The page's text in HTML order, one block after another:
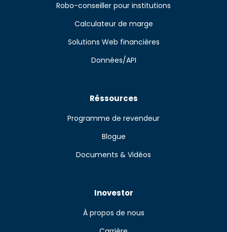
Robo-conseiller pour institutions
Calculateur de marge
Solutions Web financières
Données/API
Réssources
Programme de revendeur
Blogue
Documents & Vidéos
Inovestor
À propos de nous